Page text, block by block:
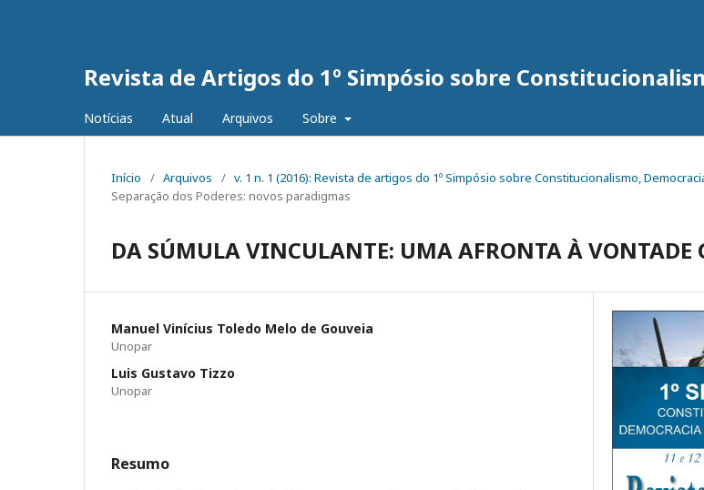
Revista de Artigos do 1º Simpósio sobre
Notícias Atual Arquivos Sobre
Início / Arquivos / v. 1 n. 1 (2016): Revista de artigos do 1º Simpósio sobre Constitucionalismo,
Separação dos Poderes: novos paradigmas
DA SÚMULA VINCULANTE: UMA AFRONTA À VONTADE
Manuel Vinícius Toledo Melo de Gouveia
Unopar
Luis Gustavo Tizzo
Unopar
Resumo